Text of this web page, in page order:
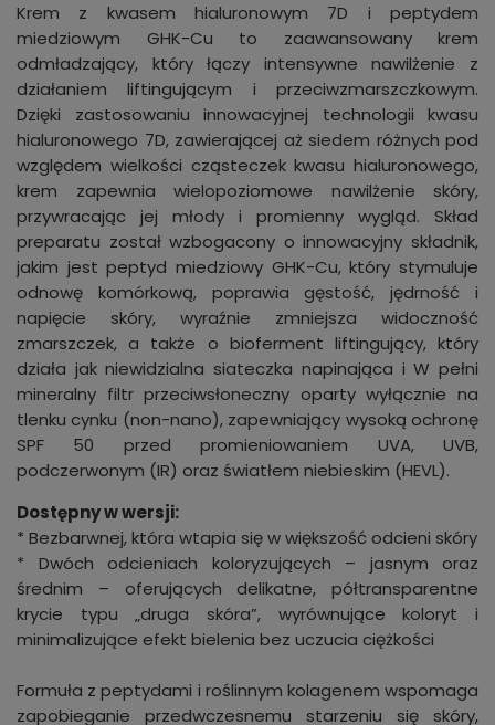
Krem z kwasem hialuronowym 7D i peptydem
miedziowym GHK-Cu to zaawansowany krem
odmładzający, który łączy intensywne nawilżenie z
działaniem liftingującym i przeciwzmarszczkowym.
Dzięki zastosowaniu innowacyjnej technologii kwasu
hialuronowego 7D, zawierającej aż siedem różnych pod
względem wielkości cząsteczek kwasu hialuronowego,
krem zapewnia wielopoziomowe nawilżenie skóry,
przywracając jej młody i promienny wygląd. Skład
preparatu został wzbogacony o innowacyjny składnik,
jakim jest peptyd miedziowy GHK-Cu, który stymuluje
odnowę komórkową, poprawia gęstość, jędrność i
napięcie skóry, wyraźnie zmniejsza widoczność
zmarszczek, a także o bioferment liftingujący, który
działa jak niewidzialna siateczka napinająca i W pełni
mineralny filtr przeciwsłoneczny oparty wyłącznie na
tlenku cynku (non-nano), zapewniający wysoką ochronę
SPF 50 przed promieniowaniem UVA, UVB,
podczerwonym (IR) oraz światłem niebieskim (HEVL).
Dostępny w wersji:
* Bezbarwnej, która wtapia się w większość odcieni skóry
* Dwóch odcieniach koloryzujących – jasnym oraz
średnim – oferujących delikatne, półtransparentne
krycie typu „druga skóra”, wyrównujące koloryt i
minimalizujące efekt bielenia bez uczucia ciężkości
Formuła z peptydami i roślinnym kolagenem wspomaga
zapobieganie przedwczesnemu starzeniu się skóry,